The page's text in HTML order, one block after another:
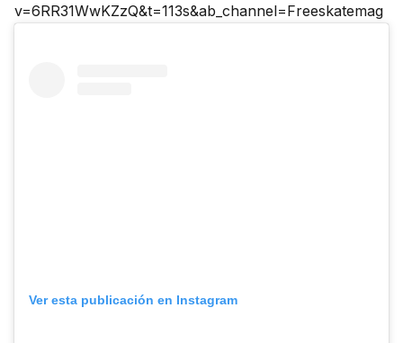
v=6RR31WwKZzQ&t=113s&ab_channel=Freeskatemag
Ver esta publicación en Instagram